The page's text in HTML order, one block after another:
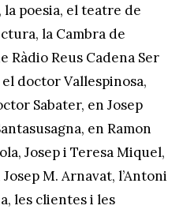
poesia, el teatre de
la Cambra de
Ràdio Reus Cadena Ser
el doctor Vallespinosa,
Sabater, en Josep
en Ramon
Josep i Teresa Miquel,
M. Arnavat, l’Antoni
les clientes i les